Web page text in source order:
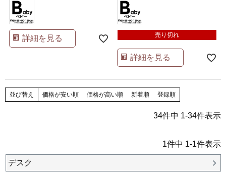
詳細を見る 売り切れ
詳細を見る
並び替え 価格が安い順 価格が高い順 新着順 登録順
34件中 1-34件表示
1件中 1-1件表示
デスク